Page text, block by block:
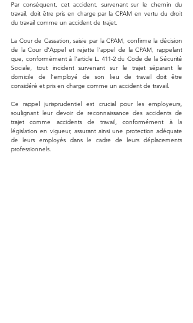
Par conséquent, cet accident, survenant sur le chemin du
travail, doit être pris en charge par la CPAM en vertu du droit
du travail comme un accident de trajet.
La Cour de Cassation, saisie par la CPAM, confirme la décision
de la Cour d'Appel et rejette l'appel de la CPAM, rappelant
que, conformément à l'article L. 411-2 du Code de la Sécurité
Sociale, tout incident survenant sur le trajet séparant le
domicile de l'employé de son lieu de travail doit être
considéré et pris en charge comme un accident de travail.
Ce rappel jurisprudentiel est crucial pour les employeurs,
soulignant leur devoir de reconnaissance des accidents de
trajet comme accidents de travail, conformément à la
législation en vigueur, assurant ainsi une protection adéquate
de leurs employés dans le cadre de leurs déplacements
professionnels.